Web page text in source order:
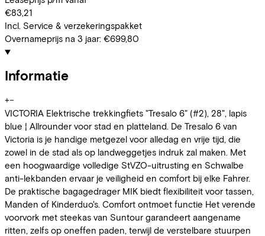
€83,21
Incl. Service & verzekeringspakket
Overnameprijs na 3 jaar: €699,80
Informatie
+−
VICTORIA Elektrische trekkingfiets "Tresalo 6" (#2), 28", lapis
blue ¦ Allrounder voor stad en platteland. De Tresalo 6 van
Victoria is je handige metgezel voor alledag en vrije tijd, die
zowel in de stad als op landweggetjes indruk zal maken. Met
een hoogwaardige volledige StVZO-uitrusting en Schwalbe
anti-lekbanden ervaar je veiligheid en comfort bij elke Fahrer.
De praktische bagagedrager MIK biedt flexibiliteit voor tassen,
Manden of Kinderduo's. Comfort ontmoet functie Het verende
voorvork met steekas van Suntour garandeert aangename
ritten, zelfs op oneffen paden, terwijl de verstelbare stuurpen